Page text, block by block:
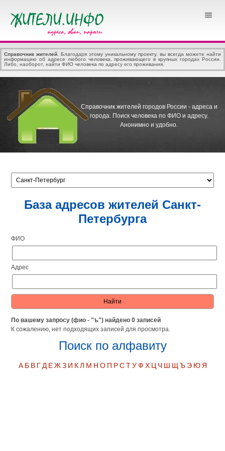
Справочник жителей . Благодаря этому уникальному проекту, вы всегда можете найти
информацию об адресе любого человека, проживающего в крупных городах России.
Либо, наоборот, найти ФИО человека по адресу его проживания.
Справочник жителей городов России - адреса и
города. Поиск человека по ФИО и адресу.
Анонимно и удобно.
База адресов жителей Санкт-
Петербурга
ФИО
Адрес
По вашему запросу (фио - "ъ") найдено 0 записей
К сожалению, нет подходящих записей для просмотра.
Поиск по алфавиту
А Б В Г Д Е Ж З И К Л М Н О П Р С Т У Ф Х Ц Ч Ш Щ Ъ Э Ю Я